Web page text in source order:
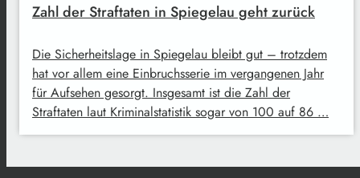
Zahl der Straftaten in Spiegelau geht zurück
Die Sicherheitslage in Spiegelau bleibt gut – trotzdem
hat vor allem eine Einbruchsserie im vergangenen Jahr
für Aufsehen gesorgt. Insgesamt ist die Zahl der
Straftaten laut Kriminalstatistik sogar von 100 auf 86 …